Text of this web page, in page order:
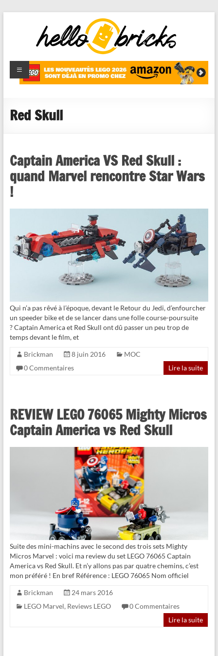
HelloBricks
Blog LEGO,
nouveaut�s
reviews
Red Skull
Captain America VS Red Skull :
quand Marvel rencontre Star Wars
!
Qui n’a pas rêvé à l’époque, devant le Retour du Jedi, d’enfourcher
un speeder bike et de se lancer dans une folle course-poursuite
? Captain America et Red Skull ont dû passer un peu trop de
temps devant le film, et
Brickman 8 juin 2016
MOC
0 Commentaires
Lire la suite
REVIEW LEGO 76065 Mighty Micros
Captain America vs Red Skull
Suite des mini-machins avec le second des trois sets Mighty
Micros Marvel : voici ma review du set LEGO 76065 Captain
America vs Red Skull. Et n’y allons pas par quatre chemins, c’est
mon préféré ! En bref Référence : LEGO 76065 Nom officiel
Brickman
24 mars 2016
LEGO Marvel, Reviews LEGO
0 Commentaires
Lire la suite